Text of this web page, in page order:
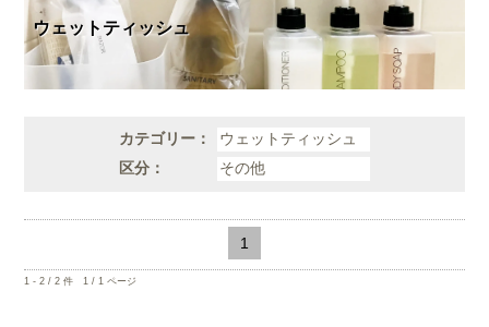
ウェットティッシュ
カテゴリー：
区分：
1
1 - 2 / 2 件 1 / 1 ページ